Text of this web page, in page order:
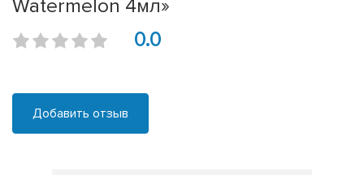
Watermelon 4мл»
0.0
Добавить отзыв